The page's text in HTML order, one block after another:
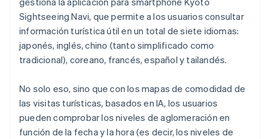
Sightseeing Navi, que permite a los usuarios consultar
información turística útil en un total de siete idiomas:
japonés, inglés, chino (tanto simplificado como
tradicional), coreano, francés, español y tailandés.
No solo eso, sino que con los mapas de comodidad de
las visitas turísticas, basados en IA, los usuarios
pueden comprobar los niveles de aglomeración en
función de la fecha y la hora (es decir, los niveles de